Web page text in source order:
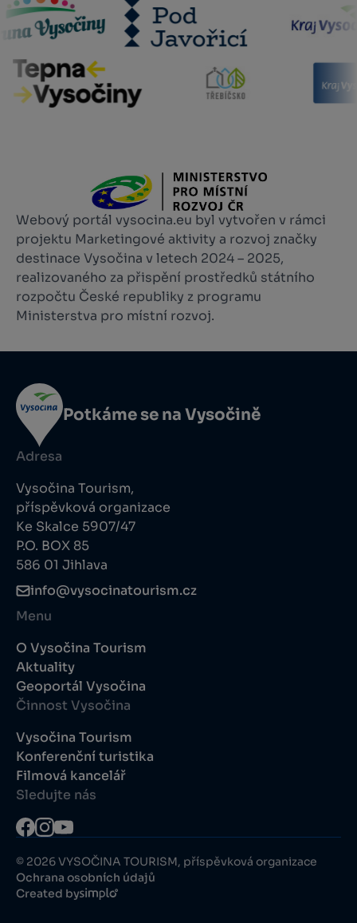
Webový portál vysocina.eu byl vytvořen v rámci
projektu Marketingové aktivity a rozvoj značky
destinace Vysočina v letech 2024 – 2025,
realizovaného za přispění prostředků státního
rozpočtu České republiky z programu
Ministerstva pro místní rozvoj.
Potkáme se na Vysočině
Adresa
Vysočina Tourism,
příspěvková organizace
Ke Skalce 5907/47
P.O. BOX 85
586 01 Jihlava
info@vysocinatourism.cz
Menu
O Vysočina Tourism
Aktuality
Geoportál Vysočina
Činnost Vysočina
Vysočina Tourism
Konferenční turistika
Filmová kancelář
Sledujte nás
© 2026 VYSOČINA TOURISM, příspěvková organizace
Ochrana osobních údajů
Created by